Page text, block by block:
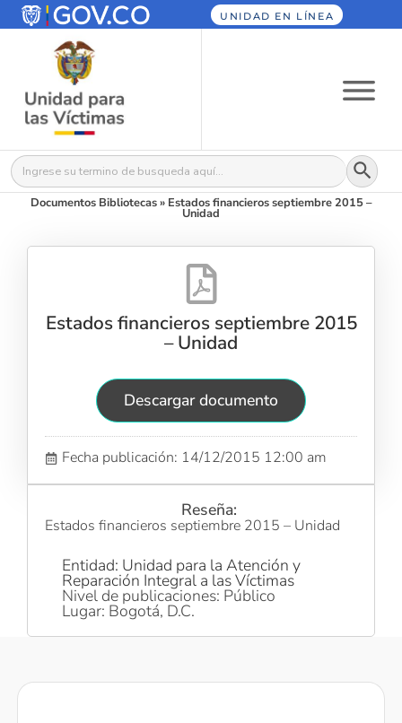
UNIDAD EN LÍNEA
Buscar: Botón
Documentos Bibliotecas» Estados financieros septiembre 2015 –
Unidad
Estados financieros septiembre 2015
– Unidad
Descargar documento
Fecha publicación: 14/12/2015 12:00 am
Reseña:
Estados financieros septiembre 2015 – Unidad
Entidad: Unidad para la Atención y
Reparación Integral a las Víctimas
Nivel de publicaciones: Público
Lugar: Bogotá, D.C.